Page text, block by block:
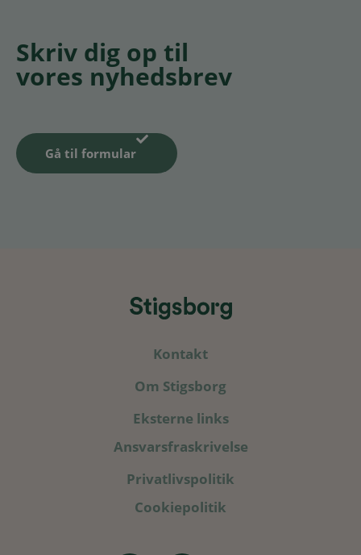
Skriv dig op til
vores nyhedsbrev
Gå til formular
Kontakt
Om Stigsborg
Eksterne links
Ansvarsfraskrivelse
Privatlivspolitik
Cookiepolitik